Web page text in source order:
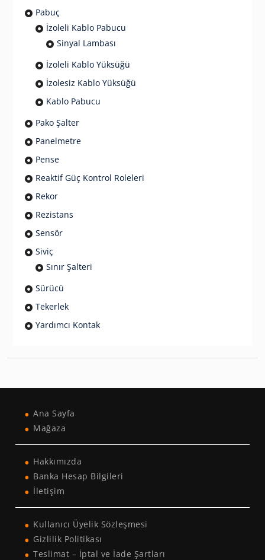
Pabuç
İzoleli Kablo Pabucu
Sinyal Lambası
İzoleli Kablo Yüksüğü
İzolesiz Kablo Yüksüğü
Kablo Pabucu
Pako Şalter
Panelmetre
Pense
Reaktif Güç Kontrol Roleleri
Rekor
Rezistans
Sensör
Siviç
Sınır Şalteri
Sürücü
Tekerlek
Yardımcı Kontak
Ana Sayfa
Mağaza
Hakkımızda
Banka Hesap Bilgileri
İletişim
Kullanıcı Üyelik Sözleşmesi
Gizlilik Politikası
Teslimat – İptal ve İade Şartları